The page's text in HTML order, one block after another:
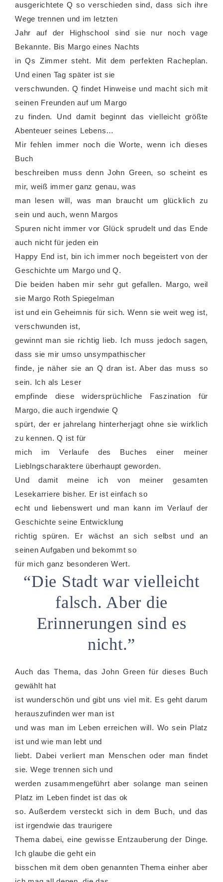
ausgerichtete Q so verschieden sind, dass sich ihre
Wege trennen und im letzten
Jahr auf der Highschool sind sie nur noch vage
Bekannte. Bis Margo eines Nachts
in Qs Zimmer steht. Mit dem perfekten Racheplan.
Und einen Tag später ist sie
verschwunden. Q findet Hinweise und macht sich mit
seinen Freunden auf um Margo
zu finden. Und damit beginnt das vielleicht größte
Abenteuer seines Lebens…
Mir fehlen immer noch die Worte, wenn ich dieses
Buch
beschreiben muss denn John Green, so scheint es
mir, weiß immer ganz genau, was
man lesen will, was man braucht um glücklich zu
sein und auch, wenn Margos
Spuren nicht immer vor Glück sprudelt und das Ende
auch nicht für jeden ein
Happy End ist, bin ich immer noch begeistert von der
Geschichte um Margo und Q.
Die beiden haben mir sehr gut gefallen. Margo, weil
sie Margo Roth Spiegelman
ist und ein Geheimnis für sich. Wenn sie weit weg ist,
verschwunden ist,
gewinnt man sie richtig lieb. Ich muss jedoch sagen,
dass sie mir umso unsympathischer
finde, je näher sie an Q dran ist. Aber das muss so
sein. Ich als Leser
empfinde diese widersprüchliche Faszination für
Margo, die auch irgendwie Q
spürt, der er jahrelang hinterherjagt ohne sie wirklich
zu kennen. Q ist für
mich im Verlaufe des Buches einer meiner
Lieblngscharaktere überhaupt geworden.
Und damit meine ich von meiner gesamten
Lesekarriere bisher. Er ist einfach so
echt und liebenswert und man kann im Verlauf der
Geschichte seine Entwicklung
richtig spüren. Er wächst an sich selbst und an
seinen Aufgaben und bekommt so
für mich ganz besonderen Wert.
“Die Stadt war vielleicht
falsch. Aber die
Erinnerungen sind es
nicht.”
Auch das Thema, das John Green für dieses Buch
gewählt hat
ist wunderschön und gibt uns viel mit. Es geht darum
herauszufinden wer man ist
und was man im Leben erreichen will. Wo sein Platz
ist und wie man lebt und
liebt. Dabei verliert man Menschen oder man findet
sie. Wege trennen sich und
werden zusammengeführt aber solange man seinen
Platz im Leben findet ist das ok
so. Außerdem versteckt sich in dem Buch, und das
ist irgendwie das traurigere
Thema dabei, eine gewisse Entzauberung der Dinge.
Ich glaube die geht ein
bisschen mit dem oben genannten Thema einher aber